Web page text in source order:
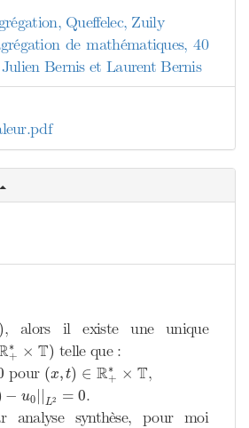
Queffelec, Zuily
de mathématiques, 40
Julien Bernis et Laurent Bernis
), alors il existe une unique
∗
+ × T)
+ ×T telle que :
pour (x, t) ∈ R∗
+ × T
(x t)∈R+∗ × T ,
− u0 L2 = 0
) | | L = 0 .
analyse synthèse, pour moi